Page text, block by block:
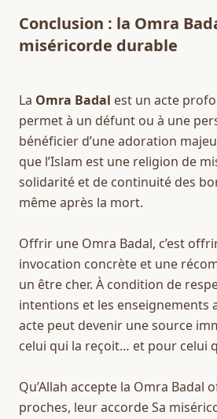
Conclusion : la Omra
miséricorde durable
La Omra Badal est un acte
permet à un défunt ou à une
bénéficier d’une adoration
que l’Islam est une religion de
solidarité et de continuité des
même après la mort.
Offrir une Omra Badal, c’est
invocation concrète et une
un être cher. À condition de
intentions et les enseignements
acte peut devenir une source
celui qui la reçoit… et pour celui
Qu’Allah accepte la Omra Badal
proches, leur accorde Sa